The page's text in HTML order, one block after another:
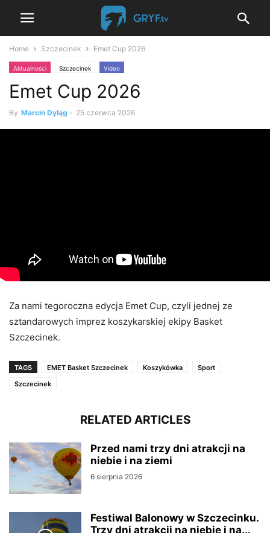
Home Szczecinek Emet Cup 2026
Aktualności Szczecinek Video
Emet Cup 2026
By Marcin Dyląg - 25 czerwca 2026
Za nami tegoroczna edycja Emet Cup, czyli jednej ze
sztandarowych imprez koszykarskiej ekipy Basket
Szczecinek.
TAGS EMET Basket Szczecinek Koszykówka
Sport
Szczecinek
RELATED ARTICLES
Przed nami trzy dni atrakcji na
niebie i na ziemi
6 sierpnia 2026
Festiwal Balonowy w Szczecinku.
Trzy dni atrakcji na niebie i na...